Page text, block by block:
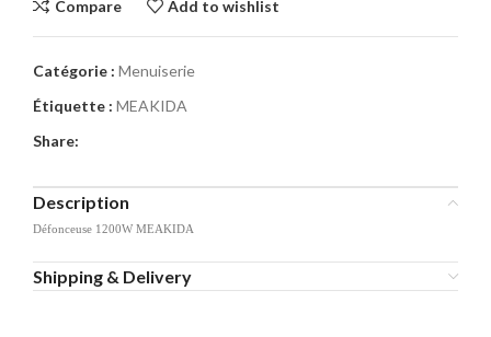
Compare Add to wishlist
Catégorie : Menuiserie
Étiquette : MEAKIDA
Share:
Description
Défonceuse 1200W MEAKIDA
Shipping & Delivery